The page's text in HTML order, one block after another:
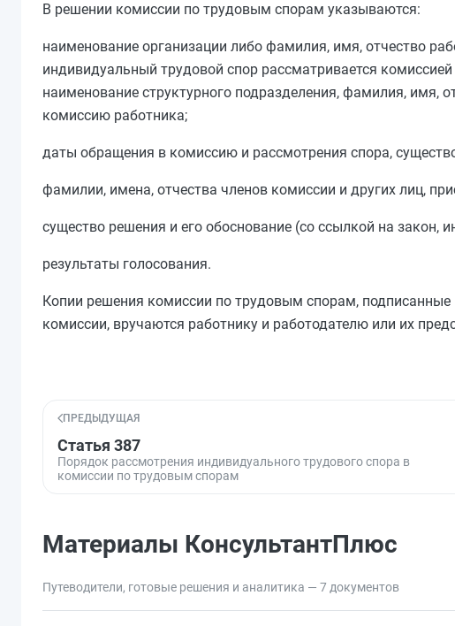
В решении комиссии по трудовым спорам указываются:
наименование организации либо фамилия, имя, отчество
индивидуальный трудовой спор рассматривается
наименование структурного подразделения, фамилия, имя,
комиссию работника;
даты обращения в комиссию и рассмотрения спора,
фамилии, имена, отчества членов комиссии и других лиц,
существо решения и его обоснование (со ссылкой на закон,
результаты голосования.
Копии решения комиссии по трудовым спорам,
комиссии, вручаются работнику и работодателю или их
ПРЕДЫДУЩАЯ
Статья 387
Порядок рассмотрения индивидуального трудового спора в
комиссии по трудовым спорам
Материалы КонсультантПлюс
Путеводители, готовые решения и аналитика — 7 документов